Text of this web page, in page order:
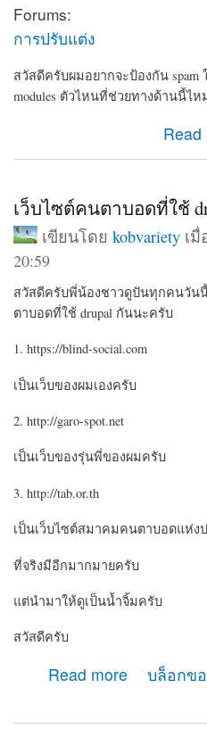
Forums:
การปรับแต่ง
สวัสดีครับผมอยากจะป้องกัน spam
modules ตัวไหนที่ช่วยทางด้านนี้ไ
Read
เว็บไซต์คนตาบอดที่ใช้
เขียนโดย kobvarietyเมื่
20:59
สวัสดีครับพี่น้องชาวดูปันทุกคนวัน
ตาบอดที่ใช้ drupal กันนะครับ
1. https://blind-social.com
เป็นเว็บของผมเองครับ
2. http://garo-spot.net
เป็นเว็บของรุ่นพี่ของผมครับ
3. http://tab.or.th
เป็นเว็บไซต์สมาคมคนตาบอดแห่ง
ที่จริงมีอีกมากมายครับ
แต่นำมาให้ดูเป็นน้ำจิ้มครับ
สวัสดีครับ
Read more
about เว็บไซต์คนตาบอดที่ใช้
บล็อกข